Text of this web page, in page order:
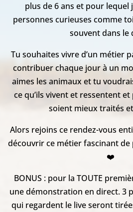
plus de 6 ans et pour lequel
personnes curieuses comme
souvent dans le
Tu souhaites vivre d’un métier
contribuer chaque jour à un
aimes les animaux et tu
ce qu’ils vivent et ressentent
soient mieux traités
Alors rejoins ce rendez-vous
découvrir ce métier fascinant de
❤️
BONUS : pour la TOUTE
une démonstration en direct. 3
qui regardent le live seront